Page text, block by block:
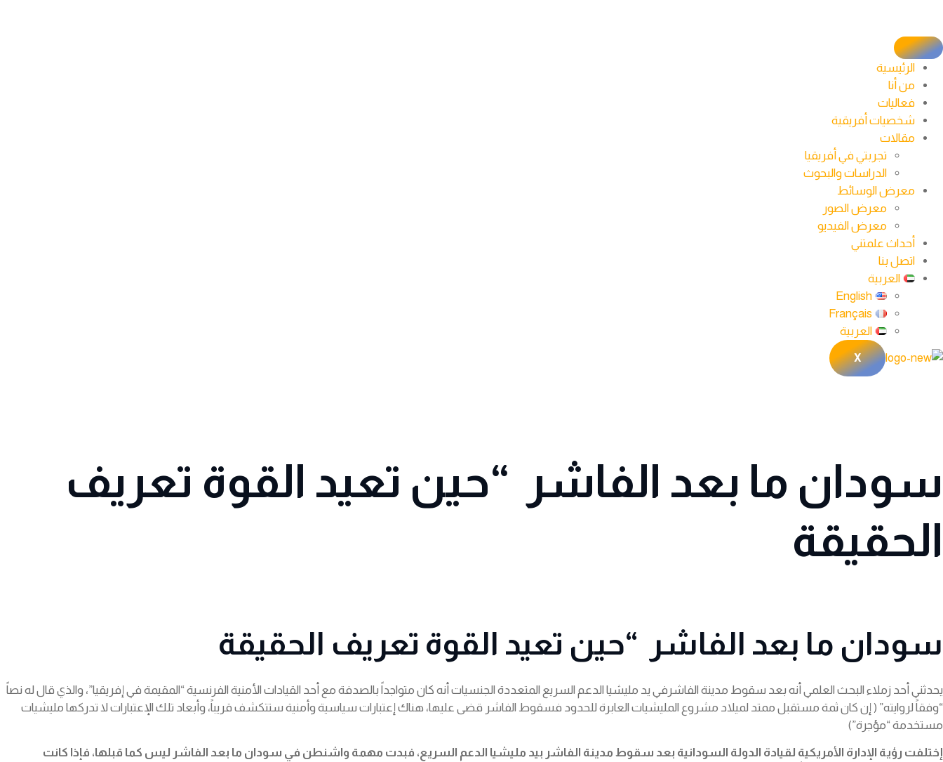
الرئيسية
من أنا
فعاليات
شخصيات أفريقية
مقالات
تجربتي في أفريقيا
الدراسات والبحوث
معرض الوسائط
معرض الصور
معرض الفيديو
أحداث علمتني
اتصل بنا
العربية
English
Français
العربية
X
سودان ما بعد الفاشر “حين تعيد القوة تعريف
الحقيقة
سودان ما بعد الفاشر “حين تعيد القوة تعريف الحقيقة
يحدثني أحد زملاء البحث العلمي أنه بعد سقوط مدينة الفاشرفي يد مليشيا الدعم السريع المتعددة الجنسيات أنه كان متواجداً بالصدفة مع أحد القيادات الأمنية الفرنسية “المقيمة في إفريقيا”، والذي قال له نصاً
“وفقاً لروايته” ( إن كان ثمة مستقبل ممتد لميلاد مشروع المليشيات العابرة للحدود فسقوط الفاشر قضى عليها، هناك إعتبارات سياسية وأمنية ستتكشف قريباً، وأبعاد تلك الإعتبارات لا تدركها مليشيات
مستخدمة “مؤجرة”)
إختلفت رؤية الإدارة الأمريكية لقيادة الدولة السودانية بعد سقوط مدينة الفاشر بيد مليشيا الدعم السريع، فبدت مهمة واشنطن في سودان ما بعد الفاشر ليس كما قبلها، فإذا كانت